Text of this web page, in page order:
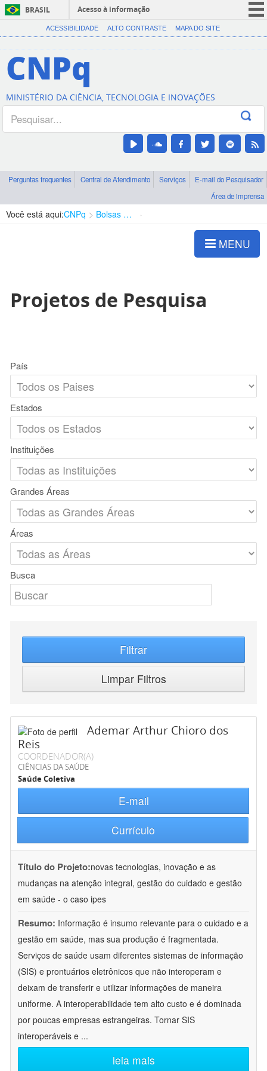
BRASIL
Acesso à informação
CORONAVÍRUS (COVID-19)
Canais
ACESSIBILIDADE ALTO CONTRASTE MAPA DO SITE
CNPq
MINISTÉRIO DA CIÊNCIA, TECNOLOGIA E INOVAÇÕES
Perguntas frequentes Central de Atendimento Serviços
E-mail do Pesquisador
Área de imprensa
Você está aqui:CNPq Bolsas e Auxílios Vigentes
MENU
Projetos de Pesquisa
País
Estados
Instituições
Grandes Áreas
Áreas
Busca
Filtrar
Limpar Filtros
Ademar Arthur Chioro dos
Reis
COORDENADOR(A)
CIÊNCIAS DA SAÚDE
Saúde Coletiva
E-mail
Currículo
Título do Projeto:novas tecnologias, inovação e as
mudanças na atenção integral, gestão do cuidado e gestão
em saúde - o caso ipes
Resumo: Informação é insumo relevante para o cuidado e a
gestão em saúde, mas sua produção é fragmentada.
Serviços de saúde usam diferentes sistemas de informação
(SIS) e prontuários eletrônicos que não interoperam e
deixam de transferir e utilizar informações de maneira
uniforme. A interoperabilidade tem alto custo e é dominada
por poucas empresas estrangeiras. Tornar SIS
interoperáveis e ...
leia mais